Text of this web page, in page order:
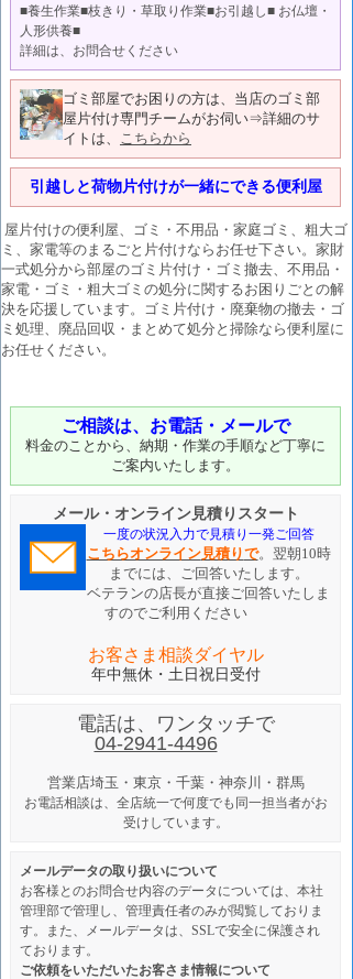
■養生作業■枝きり・草取り作業■お引越し■ お仏壇・
人形供養■
詳細は、お問合せください
ゴミ部屋でお困りの方は、当店のゴミ部
屋片付け専門チームがお伺い⇒詳細のサ
イトは、 こちらから
引越しと荷物片付けが一緒にできる便利屋
屋片付けの便利屋、ゴミ・不用品・家庭ゴミ、粗大ゴ
ミ、家電等のまるごと片付けならお任せ下さい。家財
一式処分から部屋のゴミ片付け・ゴミ撤去、不用品・
家電・ゴミ・粗大ゴミの処分に関するお困りごとの解
決を応援しています。ゴミ片付け・廃棄物の撤去・ゴ
ミ処理、廃品回収・まとめて処分と掃除なら便利屋に
お任せください。
ご相談は、お電話・メールで
料金のことから、納期・作業の手順など丁寧に
ご案内いたします。
メール・オンライン見積りスタート
一度の状況入力で見積り一発ご回答
こちらオンライン見積りで。翌朝10時
までには、ご回答いたします。
ベテランの店長が直接ご回答いたしま
すのでご利用ください
お客さま相談ダイヤル
年中無休・土日祝日受付
電話は、ワンタッチで
04-2941-4496
営業店埼玉・東京・千葉・神奈川・群馬
お電話相談は、全店統一で何度でも同一担当者がお
受けしています。
メールデータの取り扱いについて
お客様とのお問合せ内容のデータについては、本社
管理部で管理し、管理責任者のみが閲覧しておりま
す。また、メールデータは、SSLで安全に保護され
ております。
ご依頼をいただいたお客さま情報について